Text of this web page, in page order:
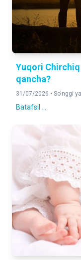
Aholining
Yuqori
qancha?
31/07/2026 • So'nggi
Batafsil ...